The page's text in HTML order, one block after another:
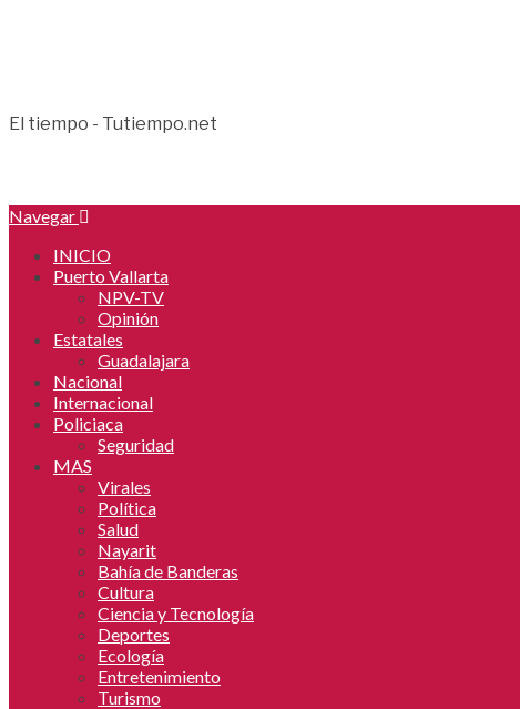
El tiempo - Tutiempo.net
Navegar
INICIO
Puerto Vallarta
NPV-TV
Opinión
Estatales
Guadalajara
Nacional
Internacional
Policiaca
Seguridad
MAS
Virales
Política
Salud
Nayarit
Bahía de Banderas
Cultura
Ciencia y Tecnología
Deportes
Ecología
Entretenimiento
Turismo